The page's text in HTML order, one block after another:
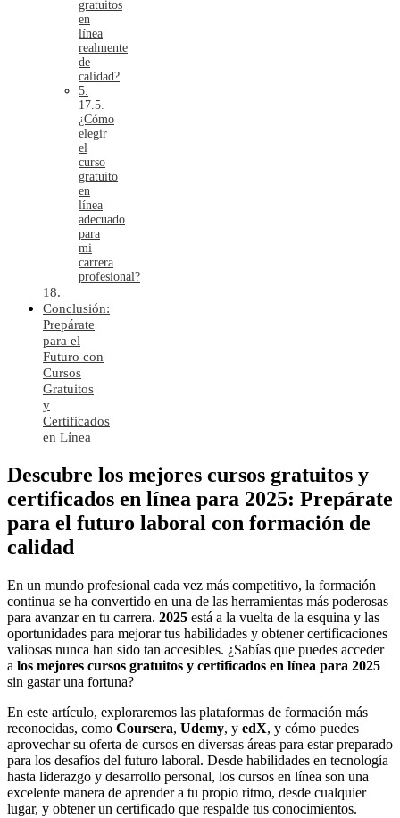
gratuitos
en
línea
realmente
de
calidad?
5.
¿Cómo
elegir
el
curso
gratuito
en
línea
adecuado
para
mi
carrera
profesional?
Conclusión:
Prepárate
para el
Futuro con
Cursos
Gratuitos
y
Certificados
en Línea
Descubre los mejores cursos gratuitos y
certificados en línea para 2025: Prepárate
para el futuro laboral con formación de
calidad
En un mundo profesional cada vez más competitivo, la formación
continua se ha convertido en una de las herramientas más poderosas
para avanzar en tu carrera. 2025 está a la vuelta de la esquina y las
oportunidades para mejorar tus habilidades y obtener certificaciones
valiosas nunca han sido tan accesibles. ¿Sabías que puedes acceder
a los mejores cursos gratuitos y certificados en línea para 2025
sin gastar una fortuna?
En este artículo, exploraremos las plataformas de formación más
reconocidas, como Coursera, Udemy, y edX, y cómo puedes
aprovechar su oferta de cursos en diversas áreas para estar preparado
para los desafíos del futuro laboral. Desde habilidades en tecnología
hasta liderazgo y desarrollo personal, los cursos en línea son una
excelente manera de aprender a tu propio ritmo, desde cualquier
lugar, y obtener un certificado que respalde tus conocimientos.